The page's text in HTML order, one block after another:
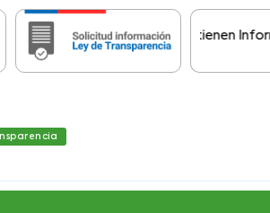
Estas páginas contienen